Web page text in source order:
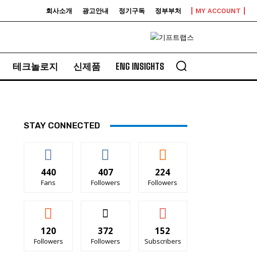
회사소개 광고안내 정기구독 정부부처 MY ACCOUNT
테크놀로지 신제품 ENG INSIGHTS
STAY CONNECTED
440
Fans
407
Followers
224
Followers
120
Followers
372
Followers
152
Subscribers